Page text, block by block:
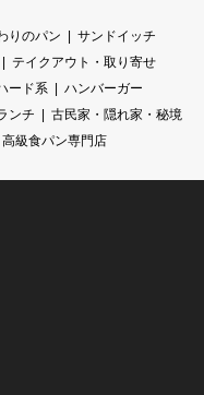
りのパン
サンドイッチ
テイクアウト・取り寄せ
ード系
ハンバーガー
ンチ
古民家・隠れ家・秘境
高級食パン専門店